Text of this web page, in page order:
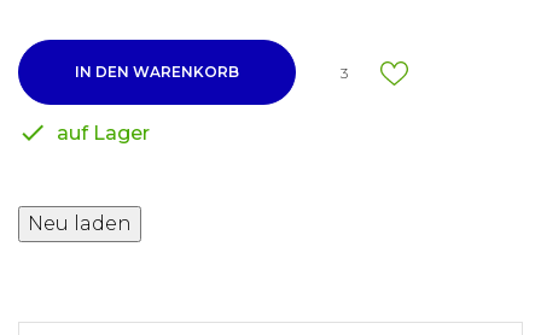
IN DEN WARENKORB 3
 auf Lager